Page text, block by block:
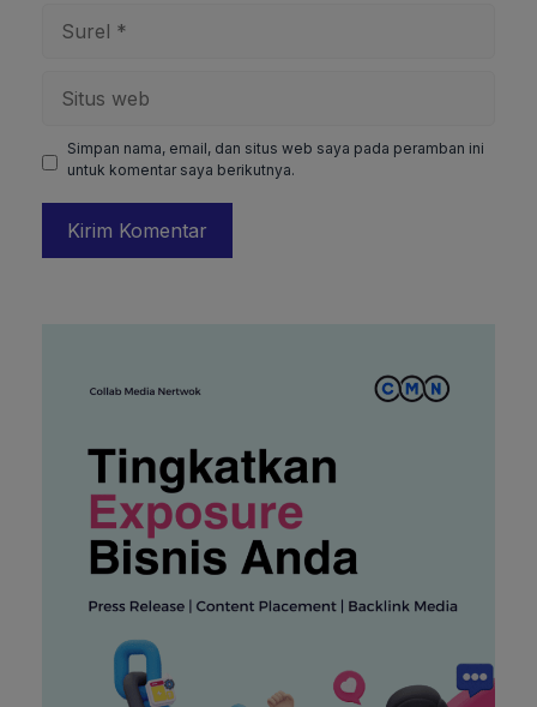
web
Simpan nama, email, dan situs web saya pada peramban ini
untuk komentar saya berikutnya.